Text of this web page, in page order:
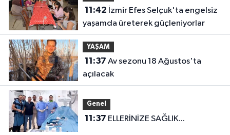
11:42
yaşamda üreterek güçleniyorlar
YAŞAM
11:37
açılacak
Genel
11:37 ELLERİNİZE SAĞLIK...